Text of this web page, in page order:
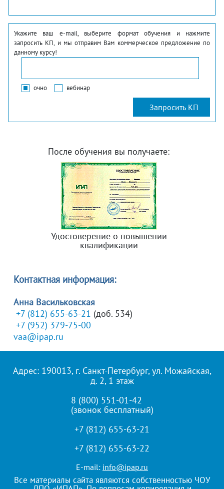
Укажите ваш e-mail, выберите формат обучения и нажмите
запросить КП, и мы отправим Вам коммерческое предложение по
данному курсу!
очно вебинар
После обучения вы получаете:
Удостоверение о повышении
квалификации
Контактная информация:
Анна Васильковская
+7 (812) 655-63-21 (доб. 534)
+7 (952) 379-75-00
vaa@ipap.ru
Адрес: 190013, г. Санкт-Петербург, ул. Можайская,
д. 2, 1 этаж
8 (800) 551-01-42
(звонок бесплатный)
+7 (812) 655-63-21
+7 (812) 655-63-22
E-mail: info@ipap.ru
Все материалы сайта являются собственностью ЧОУ